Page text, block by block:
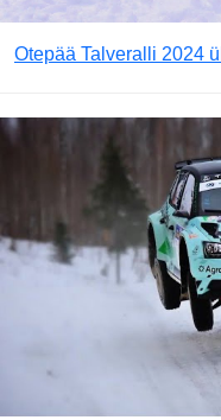
Otepää Talveralli 2024